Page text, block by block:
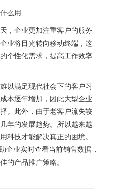
么用
企业更加注重客户的服务
业将目光转向移动终端，这
个性化需求，提高工作效率
满足现代社会下的客户习
本逐年增加，因此大型企业
。此外，由于老客户流失较
年的发展趋势。所以越来越
科技才能解决真正的困境。
企业实时查看当前销售数据，
的产品推广策略。